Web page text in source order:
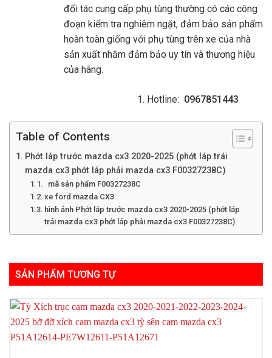
đối tác cung cấp phụ tùng thường có các công
đoạn kiểm tra nghiêm ngặt, đảm bảo sản phẩm
hoàn toàn giống với phụ tùng trên xe của nhà
sản xuất nhằm đảm bảo uy tín và thương hiệu
của hãng.
Hotline: 0967851443
Table of Contents
Phớt láp trước mazda cx3 2020-2025 (phớt láp trái
mazda cx3 phớt láp phải mazda cx3 F00327238C)
mã sản phẩm F00327238C
xe ford mazda CX3
hình ảnh Phớt láp trước mazda cx3 2020-2025 (phớt láp
trái mazda cx3 phớt láp phải mazda cx3 F00327238C)
SẢN PHẨM TƯƠNG TỰ